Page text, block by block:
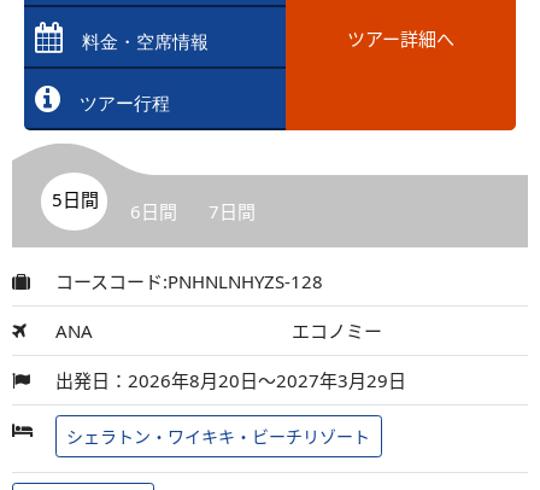
料金・空席情報
ツアー行程
ツアー詳細へ
5日間 6日間 7日間
コースコード:PNHNLNHYZS-128
ANA エコノミー
出発日：2026年8月20日～2027年3月29日
シェラトン・ワイキキ・ビーチリゾート